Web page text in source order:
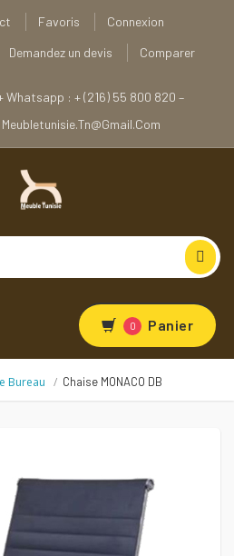
Favoris
Connexion
Demandez un devis Comparer
Whatsapp : + (216) 55 800 820 –
Meubletunisie.tn@gmail.com
0 Panier
Bureau Chaise MONACO DB